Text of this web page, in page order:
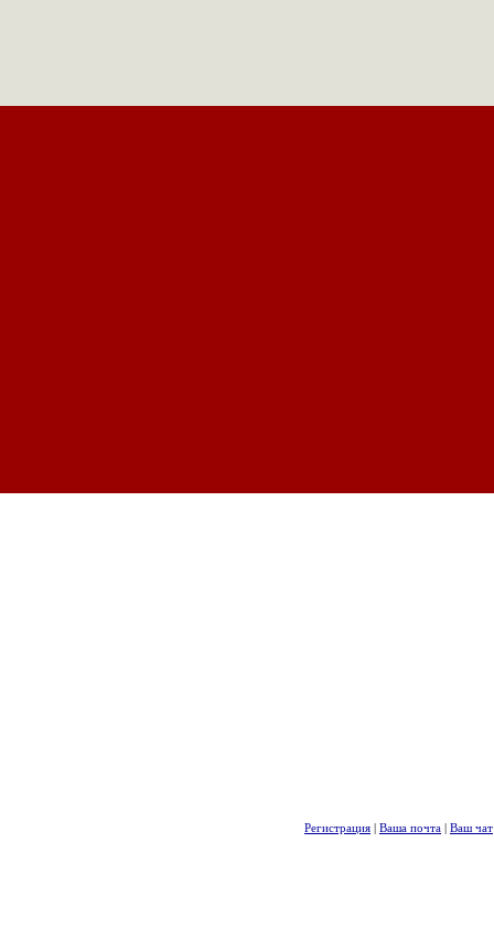
Регистрация | Ваша почта | Ваш чат